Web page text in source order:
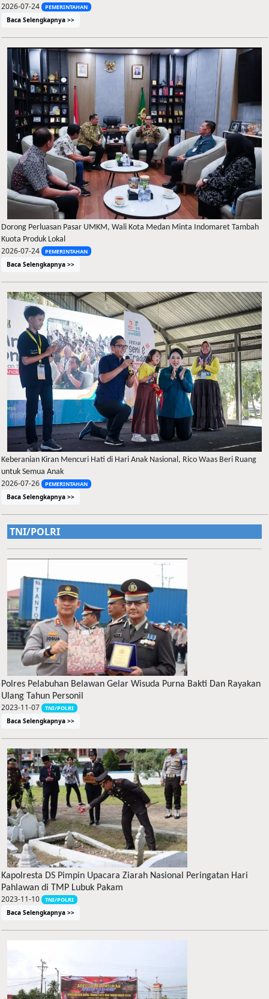
2026-07-24 PEMERINTAHAN
Baca Selengkapnya >>
Dorong Perluasan Pasar UMKM, Wali Kota Medan Minta Indomaret Tambah
Kuota Produk Lokal
2026-07-24 PEMERINTAHAN
Baca Selengkapnya >>
Keberanian Kiran Mencuri Hati di Hari Anak Nasional, Rico Waas Beri Ruang
untuk Semua Anak
2026-07-26 PEMERINTAHAN
Baca Selengkapnya >>
TNI/POLRI
Polres Pelabuhan Belawan Gelar Wisuda Purna Bakti Dan Rayakan
Ulang Tahun Personil
2023-11-07 TNI/POLRI
Baca Selengkapnya >>
Kapolresta DS Pimpin Upacara Ziarah Nasional Peringatan Hari
Pahlawan di TMP Lubuk Pakam
2023-11-10 TNI/POLRI
Baca Selengkapnya >>